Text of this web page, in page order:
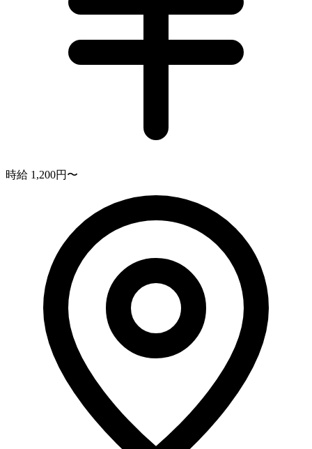
時給 1,200円〜